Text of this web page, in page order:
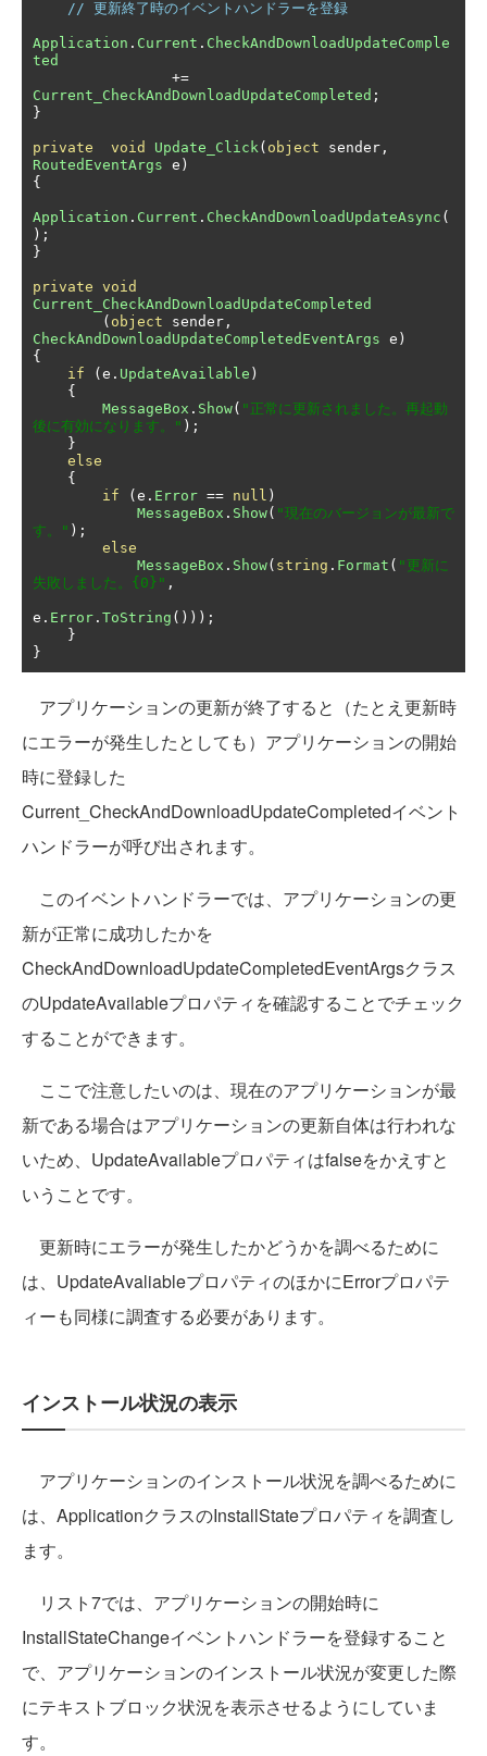
// 更新終了時のイベントハンドラーを登録
Application . Current . CheckAndDownloadUpdateComple
ted
+=
Current_CheckAndDownloadUpdateCompleted ;
}
private void Update_Click( object sender ,
RoutedEventArgs e )
{
Application . Current . CheckAndDownloadUpdateAsync (
);
}
private void
Current_CheckAndDownloadUpdateCompleted
( object sender ,
CheckAndDownloadUpdateCompletedEventArgs e )
{
if
( e . UpdateAvailable )
{
MessageBox . Show( "正常に更新されました。再起動
後に有効になります。" );
}
else
{
if
( e . Error == null )
MessageBox . Show( "現在のバージョンが最新で
す。" );
else
MessageBox . Show( string . Format ( "更新に
失敗しました。{0}" ,
e . Error . ToString ()));
}
}
アプリケーションの更新が終了すると（たとえ更新時
にエラーが発生したとしても）アプリケーションの開始
時に登録した
Current_CheckAndDownloadUpdateCompletedイベント
ハンドラーが呼び出されます。
このイベントハンドラーでは、アプリケーションの更
新が正常に成功したかを
CheckAndDownloadUpdateCompletedEventArgsクラス
のUpdateAvailableプロパティを確認することでチェック
することができます。
ここで注意したいのは、現在のアプリケーションが最
新である場合はアプリケーションの更新自体は行われな
いため、UpdateAvailableプロパティはfalseをかえすと
いうことです。
更新時にエラーが発生したかどうかを調べるために
は、UpdateAvaliableプロパティのほかにErrorプロパテ
ィーも同様に調査する必要があります。
インストール状況の表示
アプリケーションのインストール状況を調べるために
は、ApplicationクラスのInstallStateプロパティを調査し
ます。
リスト7では、アプリケーションの開始時に
InstallStateChangeイベントハンドラーを登録すること
で、アプリケーションのインストール状況が変更した際
にテキストブロック状況を表示させるようにしていま
す。